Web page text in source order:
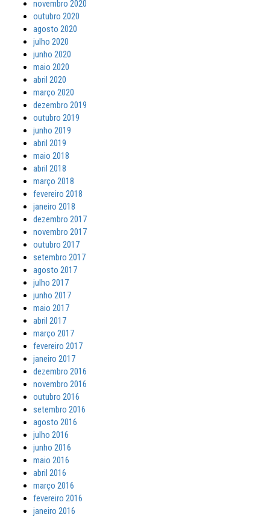
novembro 2020
outubro 2020
agosto 2020
julho 2020
junho 2020
maio 2020
abril 2020
março 2020
dezembro 2019
outubro 2019
junho 2019
abril 2019
maio 2018
abril 2018
março 2018
fevereiro 2018
janeiro 2018
dezembro 2017
novembro 2017
outubro 2017
setembro 2017
agosto 2017
julho 2017
junho 2017
maio 2017
abril 2017
março 2017
fevereiro 2017
janeiro 2017
dezembro 2016
novembro 2016
outubro 2016
setembro 2016
agosto 2016
julho 2016
junho 2016
maio 2016
abril 2016
março 2016
fevereiro 2016
janeiro 2016